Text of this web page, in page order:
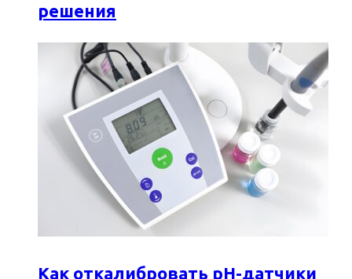
решения
Как откалибровать pH-датчики